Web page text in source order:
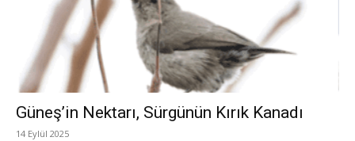
Güneş’in Nektarı, Sürgünün Kırık Kanadı
14 Eylül 2025